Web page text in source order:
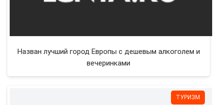
Назван лучший город Европы с дешевым алкоголем и
вечеринками
ТУРИЗМ